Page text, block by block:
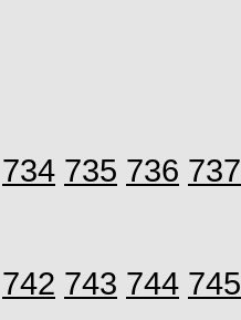
734 735 736 737
742 743 744 745